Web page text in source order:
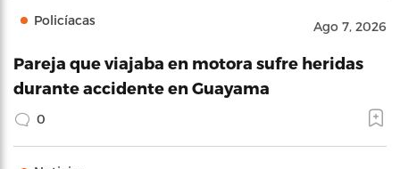
Policíacas Ago 7, 2026
Pareja que viajaba en motora sufre heridas
durante accidente en Guayama
0